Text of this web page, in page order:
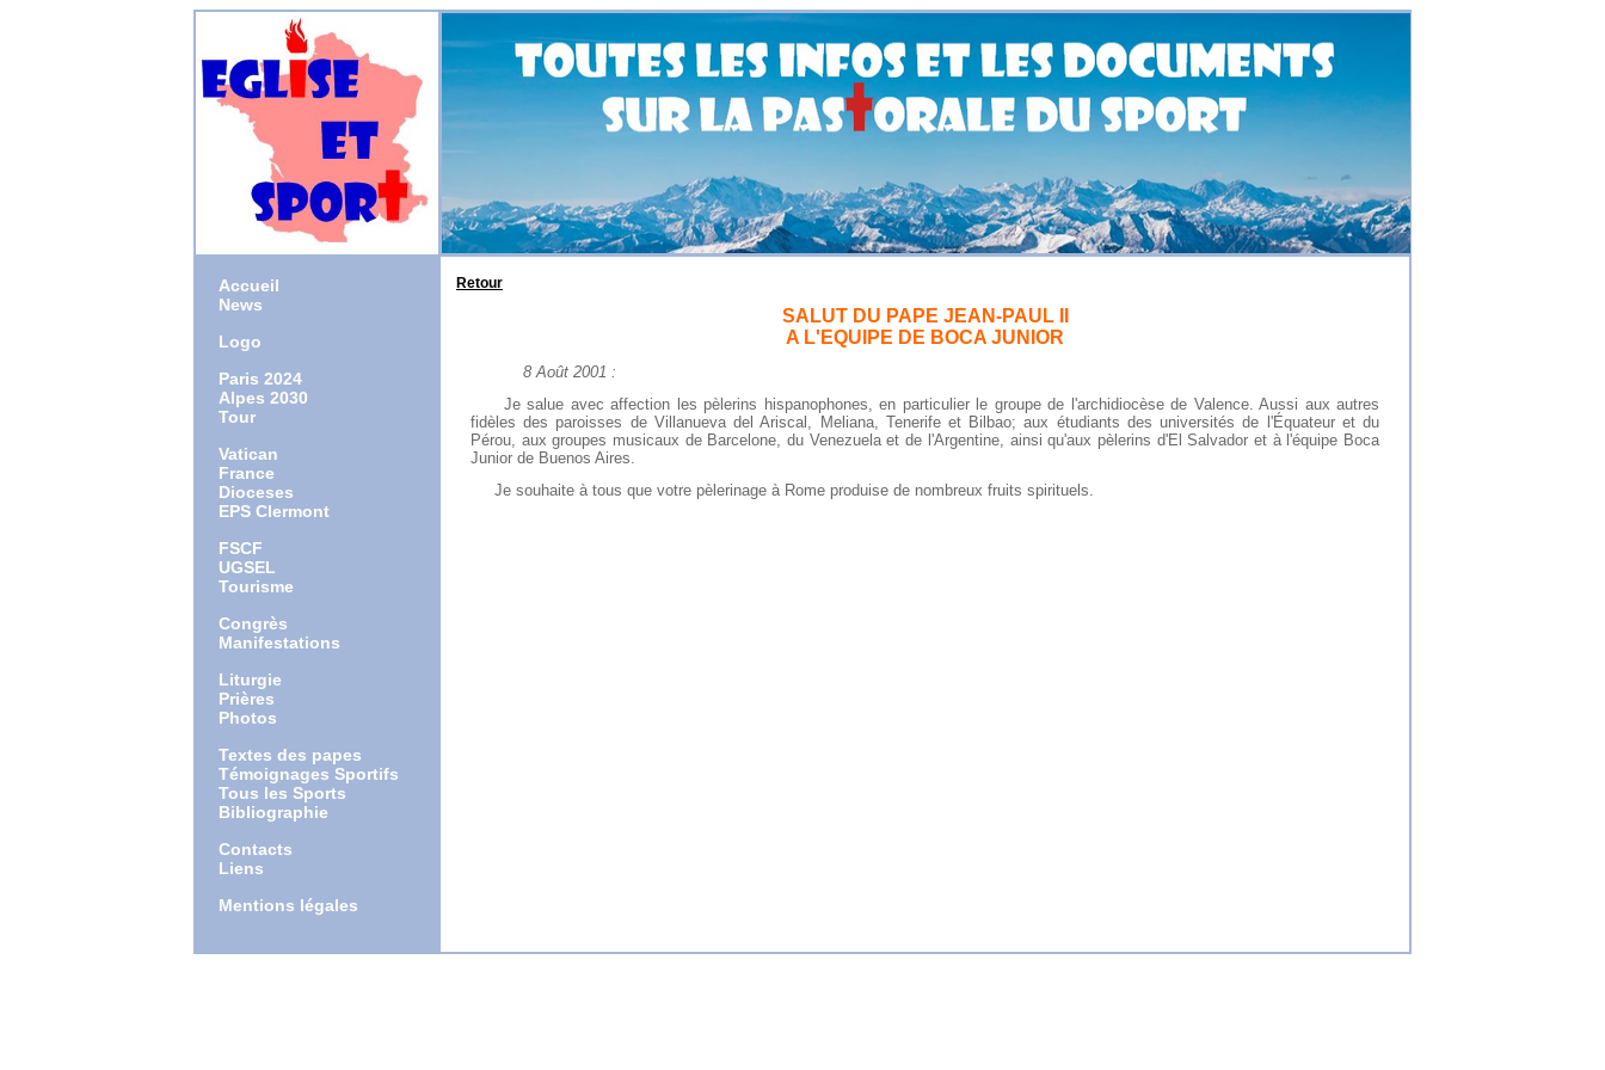
Accueil
News
Logo
Paris 2024
Alpes 2030
Tour
Vatican
France
Dioceses
EPS Clermont
FSCF
UGSEL
Tourisme
Congrès
Manifestations
Liturgie
Prières
Photos
Textes des papes
Témoignages Sportifs
Tous les Sports
Bibliographie
Contacts
Liens
Mentions légales
Retour
SALUT DU PAPE JEAN-PAUL II
A L'EQUIPE DE BOCA JUNIOR
8 Août 2001 :
Je salue avec affection les pèlerins hispanophones, en particulier le groupe de l'archidiocèse de Valence. Aussi aux autres
fidèles des paroisses de Villanueva del Ariscal, Meliana, Tenerife et Bilbao; aux étudiants des universités de l'Équateur et du
Pérou, aux groupes musicaux de Barcelone, du Venezuela et de l'Argentine, ainsi qu'aux pèlerins d'El Salvador et à l'équipe Boca
Junior de Buenos Aires.
Je souhaite à tous que votre pèlerinage à Rome produise de nombreux fruits spirituels.